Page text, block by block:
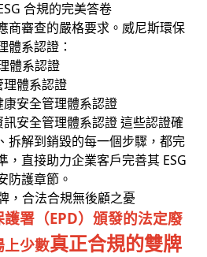
合規的完美答卷
商審查的嚴格要求。威尼斯環保
體系認證：
體系認證
理體系認證
康安全管理體系認證
訊安全管理體系認證 這些認證確
拆解到銷毀的每一個步驟，都完
，直接助力企業客戶完善其 ESG
防護章節。
，合法合規無後顧之憂
署（EPD）頒發的法定廢
上少數真正合規的雙牌